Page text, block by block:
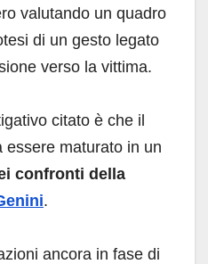
valutando un quadro
di un gesto legato
verso la vittima.
citato è che il
essere maturato in un
confronti della
.
ancora in fase di